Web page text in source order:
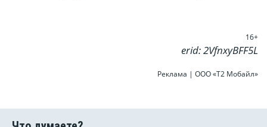
16+
erid: 2VfnxyBFF5L
Реклама | ООО «Т2 Мобайл»